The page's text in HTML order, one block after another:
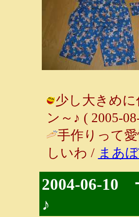
少し大きめ
ン～♪ ( 2005-
手作りって
しいわ / まあ
2004-06-10
♪